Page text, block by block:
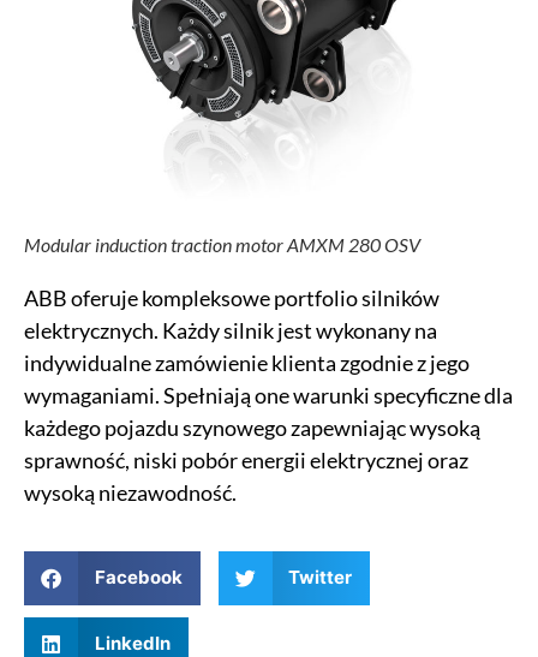
Modular induction traction motor AMXM 280 OSV
ABB oferuje kompleksowe portfolio silników
elektrycznych. Każdy silnik jest wykonany na
indywidualne zamówienie klienta zgodnie z jego
wymaganiami. Spełniają one warunki specyficzne dla
każdego pojazdu szynowego zapewniając wysoką
sprawność, niski pobór energii elektrycznej oraz
wysoką niezawodność.
Facebook Twitter
LinkedIn